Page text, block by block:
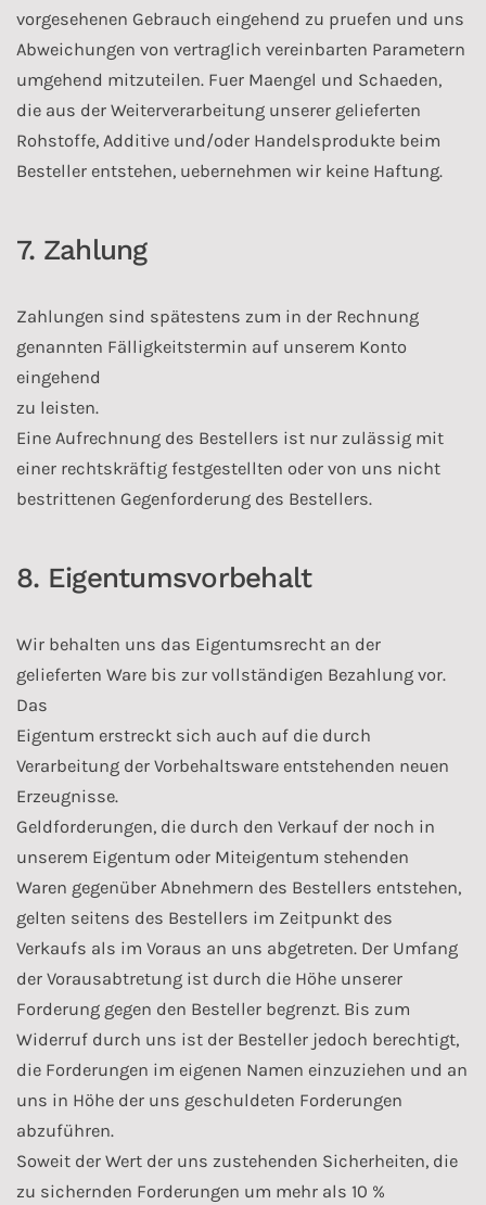
vorgesehenen Gebrauch eingehend zu pruefen und uns
Abweichungen von vertraglich vereinbarten Parametern
umgehend mitzuteilen. Fuer Maengel und Schaeden,
die aus der Weiterverarbeitung unserer gelieferten
Rohstoffe, Additive und/oder Handelsprodukte beim
Besteller entstehen, uebernehmen wir keine Haftung.
7. Zahlung
Zahlungen sind spätestens zum in der Rechnung
genannten Fälligkeitstermin auf unserem Konto
eingehend
zu leisten.
Eine Aufrechnung des Bestellers ist nur zulässig mit
einer rechtskräftig festgestellten oder von uns nicht
bestrittenen Gegenforderung des Bestellers.
8. Eigentumsvorbehalt
Wir behalten uns das Eigentumsrecht an der
gelieferten Ware bis zur vollständigen Bezahlung vor.
Das
Eigentum erstreckt sich auch auf die durch
Verarbeitung der Vorbehaltsware entstehenden neuen
Erzeugnisse.
Geldforderungen, die durch den Verkauf der noch in
unserem Eigentum oder Miteigentum stehenden
Waren gegenüber Abnehmern des Bestellers entstehen,
gelten seitens des Bestellers im Zeitpunkt des
Verkaufs als im Voraus an uns abgetreten. Der Umfang
der Vorausabtretung ist durch die Höhe unserer
Forderung gegen den Besteller begrenzt. Bis zum
Widerruf durch uns ist der Besteller jedoch berechtigt,
die Forderungen im eigenen Namen einzuziehen und an
uns in Höhe der uns geschuldeten Forderungen
abzuführen.
Soweit der Wert der uns zustehenden Sicherheiten, die
zu sichernden Forderungen um mehr als 10 %